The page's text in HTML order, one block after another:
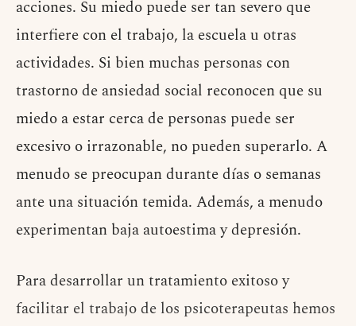
acciones. Su miedo puede ser tan severo que
interfiere con el trabajo, la escuela u otras
actividades. Si bien muchas personas con
trastorno de ansiedad social reconocen que su
miedo a estar cerca de personas puede ser
excesivo o irrazonable, no pueden superarlo. A
menudo se preocupan durante días o semanas
ante una situación temida. Además, a menudo
experimentan baja autoestima y depresión.
Para desarrollar un tratamiento exitoso y
facilitar el trabajo de los psicoterapeutas hemos